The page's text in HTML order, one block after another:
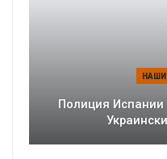
Полиция Испании